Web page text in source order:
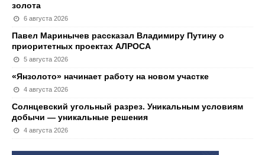
золота
6 августа 2026
Павел Маринычев рассказал Владимиру Путину о
приоритетных проектах АЛРОСА
5 августа 2026
«Янзолото» начинает работу на новом участке
4 августа 2026
Солнцевский угольный разрез. Уникальным условиям
добычи — уникальные решения
4 августа 2026